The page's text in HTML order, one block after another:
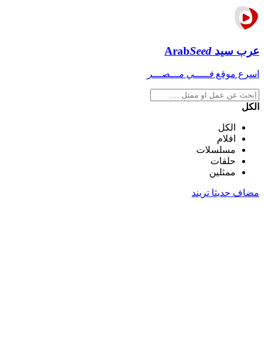
عرب سيد ArabSeed
اسرع موقع فـــــي مـــصـــر
الكل
الكل
افلام
مسلسلات
حلقات
ممثلين
مضاف حديثا تريند